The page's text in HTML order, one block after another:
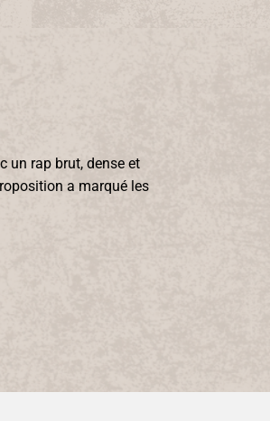
un rap brut, dense et
a marqué les